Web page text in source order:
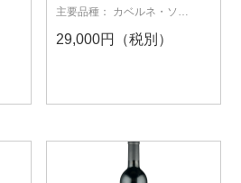
主要品種： カベルネ・ソー
29,000円（税別）